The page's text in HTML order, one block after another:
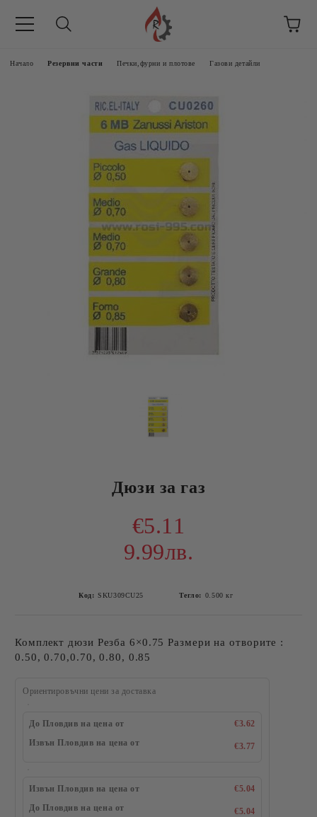
Начало Резервни части Печки,фурни и плотове Газови детайли
Дюзи за газ
€5.11
9.99лв.
Код: SKU309CU25 Тегло: 0.500 кг
Комплект дюзи Резба 6×0.75 Размери на отворите :
0.50, 0.70,0.70, 0.80, 0.85
Ориентировъчни цени за доставка
До Пловдив на цена от
€3.62
Извън Пловдив на цена от
€3.77
Извън Пловдив на цена от
€5.04
До Пловдив на цена от
€5.04